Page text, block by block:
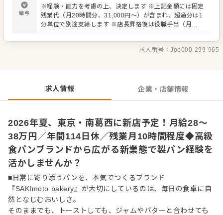
状態や焼き上がりを見極め、商品ごとの品質を守っていた
だきます。 店舗では、製造スタッフと販売スタッフが連携
しながら営業を進めています。 入社時は製造・販売いずれ
舗全体を理解し、より良いお店づくりに携わっていただき
たいと考えています。 お客様の反応や売れ行きを身近に感
舗限定メニューの提案、試作にも関わりながら、ブランド
の魅力を一緒に広げていきましょう！
給与
※経験・能力を考慮の上、決定します ※上記金額には固定
残業代（月20時間分、31,000円〜）が含まれ、超過分は1
分単位で別途支給します ※店長昇格後は役職手当（月
30,000円～）別途支給 ※試用・研修期間：6ヶ月（研修中
および試用期間中の給与・待遇に変更なし）
求人番号：Job000-299-965
求人情報 企業・店舗情報
2026年夏、東京・南葛西に新店予定！月給28～
38万円／年間114日休／残業月10時間程度◆高級
食パンブランドから広がる新業態で製パン経験を
活かしませんか？
■日常に寄り添うパンを、本気でつくるブランド
『SAKImoto bakery』が大切にしているのは、毎日の食卓に自
然となじむおいしさ。
そのままでも、トーストしても、ジャムやバターと合わせても